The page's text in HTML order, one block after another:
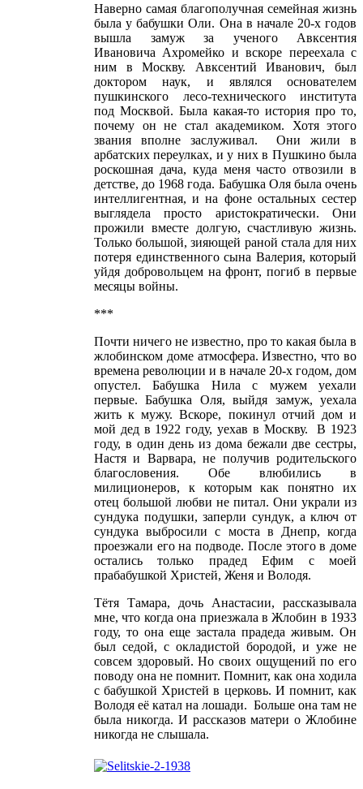
Наверно самая благополучная семейная жизнь
была у бабушки Оли. Она в начале 20-х годов
вышла замуж за ученого Авксентия
Ивановича Ахромейко и вскоре переехала с
ним в Москву. Авксентий Иванович, был
доктором наук, и являлся основателем
пушкинского лесо-технического института
под Москвой. Была какая-то история про то,
почему он не стал академиком. Хотя этого
звания вполне заслуживал. Они жили в
арбатских переулках, и у них в Пушкино была
роскошная дача, куда меня часто отвозили в
детстве, до 1968 года. Бабушка Оля была очень
интеллигентная, и на фоне остальных сестер
выглядела просто аристократически. Они
прожили вместе долгую, счастливую жизнь.
Только большой, зияющей раной стала для них
потеря единственного сына Валерия, который
уйдя добровольцем на фронт, погиб в первые
месяцы войны.
***
Почти ничего не известно, про то какая была в
жлобинском доме атмосфера. Известно, что во
времена революции и в начале 20-х годом, дом
опустел. Бабушка Нила с мужем уехали
первые. Бабушка Оля, выйдя замуж, уехала
жить к мужу. Вскоре, покинул отчий дом и
мой дед в 1922 году, уехав в Москву. В 1923
году, в один день из дома бежали две сестры,
Настя и Варвара, не получив родительского
благословения. Обе влюбились в
милиционеров, к которым как понятно их
отец большой любви не питал. Они украли из
сундука подушки, заперли сундук, а ключ от
сундука выбросили с моста в Днепр, когда
проезжали его на подводе. После этого в доме
остались только прадед Ефим с моей
прабабушкой Христей, Женя и Володя.
Тётя Тамара, дочь Анастасии, рассказывала
мне, что когда она приезжала в Жлобин в 1933
году, то она еще застала прадеда живым. Он
был седой, с окладистой бородой, и уже не
совсем здоровый. Но своих ощущений по его
поводу она не помнит. Помнит, как она ходила
с бабушкой Христей в церковь. И помнит, как
Володя её катал на лошади. Больше она там не
была никогда. И рассказов матери о Жлобине
никогда не слышала.